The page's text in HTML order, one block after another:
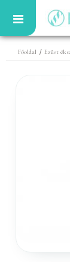
Főoldal / Ezüst